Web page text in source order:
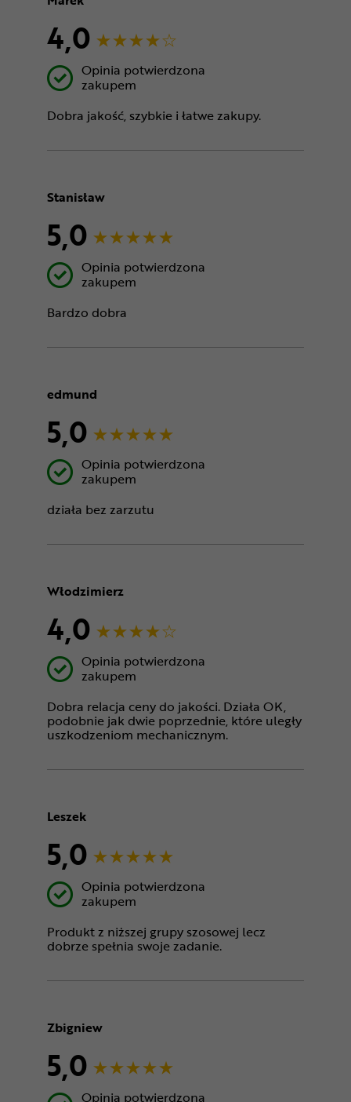
4,0
Opinia potwierdzona
zakupem
Dobra jakość, szybkie i łatwe zakupy.
Stanisław
5,0
Opinia potwierdzona
zakupem
Bardzo dobra
edmund
5,0
Opinia potwierdzona
zakupem
działa bez zarzutu
Włodzimierz
4,0
Opinia potwierdzona
zakupem
Dobra relacja ceny do jakości. Działa OK,
podobnie jak dwie poprzednie, które uległy
uszkodzeniom mechanicznym.
Leszek
5,0
Opinia potwierdzona
zakupem
Produkt z niższej grupy szosowej lecz
dobrze spełnia swoje zadanie.
Zbigniew
5,0
Opinia potwierdzona